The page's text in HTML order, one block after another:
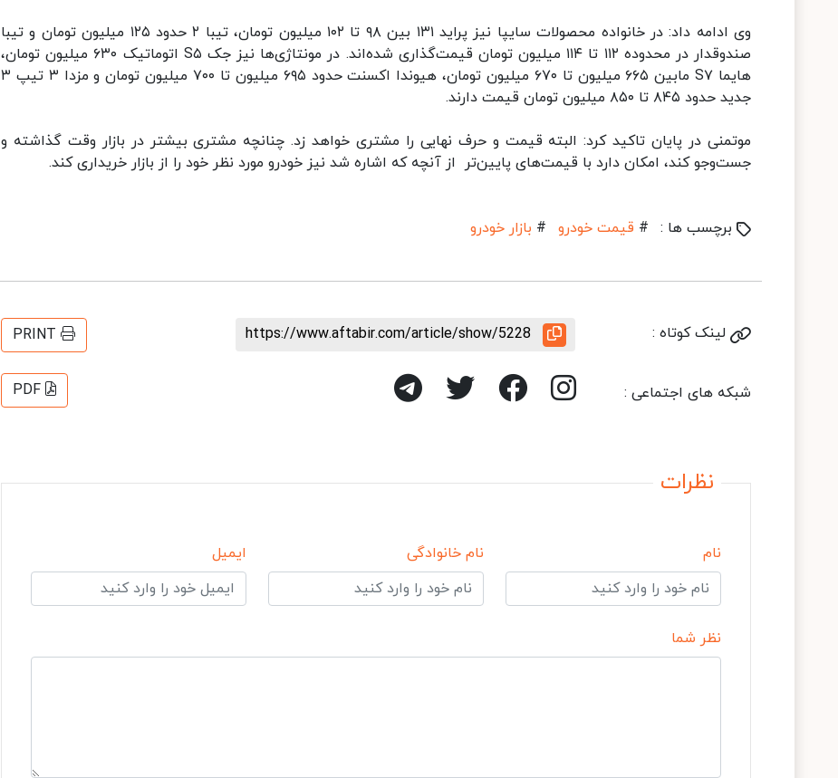
وی ادامه داد: در خانواده محصولات سایپا نیز پراید ۱۳۱ بین ۹۸ تا ۱۰۲ میلیون تومان، تیبا ۲ حدود ۱۲۵ میلیون تومان و تیبا
صندوقدار در محدوده ۱۱۲ تا ۱۱۴ میلیون تومان قیمت‌گذاری شده‌اند. در مونتاژی‌ها نیز جک S۵ اتوماتیک ۶۳۰ میلیون تومان،
هایما S۷ مابین ۶۶۵ میلیون تا ۶۷۰ میلیون تومان، هیوندا اکسنت حدود ۶۹۵ میلیون تا ۷۰۰ میلیون تومان و مزدا ۳ تیپ ۳
جدید حدود ۸۴۵ تا ۸۵۰ میلیون تومان قیمت دارند.
موتمنی در پایان تاکید کرد: البته قیمت و حرف نهایی را مشتری خواهد زد. چنانچه مشتری بیشتر در بازار وقت گذاشته و
جست‌وجو کند، امکان دارد با قیمت‌های پایین‌تر از آنچه که اشاره شد نیز خودرو مورد نظر خود را از بازار خریداری کند.
برچسب ها : # قیمت خودرو # بازار خودرو
لینک کوتاه : https://www.aftabir.com/article/show/5228
PRINT
شبکه های اجتماعی : PDF
نظرات
نام نام خانوادگی ایمیل
نظر شما